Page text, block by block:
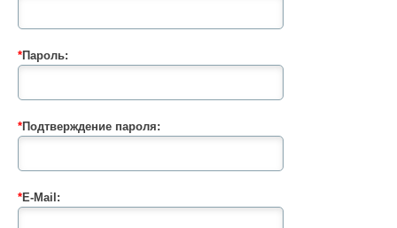
*Пароль:
*Подтверждение пароля:
*E-Mail: